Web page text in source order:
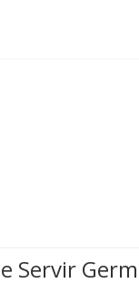
Servir